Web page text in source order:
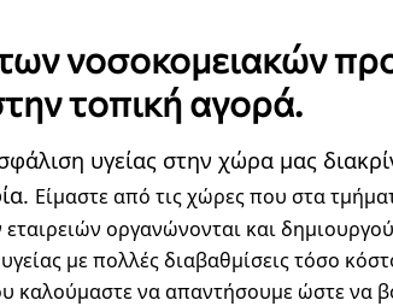
νοσοκομειακών
τοπική αγορά.
υγείας στην χώρα μας
Είμαστε από τις χώρες που στα
οργανώνονται και
με πολλές διαβαθμίσεις τόσο
καλούμαστε να απαντήσουμε ώστε να